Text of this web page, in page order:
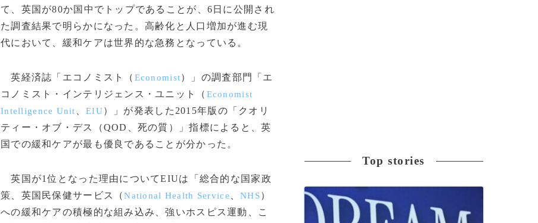
て、英国が80か国中でトップであることが、6日に公開され
た調査結果で明らかになった。高齢化と人口増加が進む現
代において、緩和ケアは世界的な急務となっている。
英経済誌「エコノミスト（ Economist）」の調査部門「エ
コノミスト・インテリジェンス・ユニット（ Economist
Intelligence Unit
、EIU）」が発表した2015年版の「クオリ
ティー・オブ・デス（QOD、死の質）」指標によると、英
国での緩和ケアが最も優良であることが分かった。
英国が1位となった理由についてEIUは「総合的な国家政
策、英国民保健サービス（National Health Service 、NHS）
への緩和ケアの積極的な組み込み、強いホスピス運動、こ
Top stories